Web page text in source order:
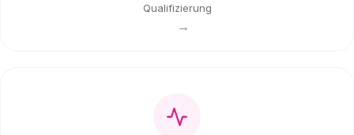
Qualifizierung
→